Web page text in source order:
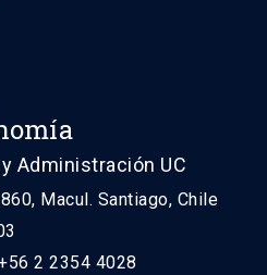
Administración UC
Macul. Santiago, Chile
2 2354 4028